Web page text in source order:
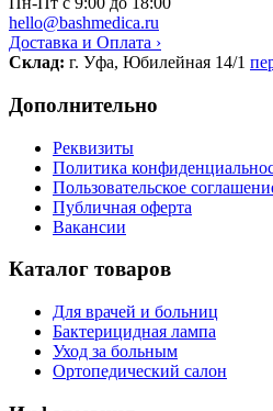
hello@bashmedica.ru
Доставка и Оплата ›
Склад: г. Уфа, Юбилейная 14/1
Дополнительно
Реквизиты
Политика
Пользовательское
Публичная оферта
Вакансии
Каталог товаров
Для врачей и больниц
Бактерицидная лампа
Уход за больным
Ортопедический салон